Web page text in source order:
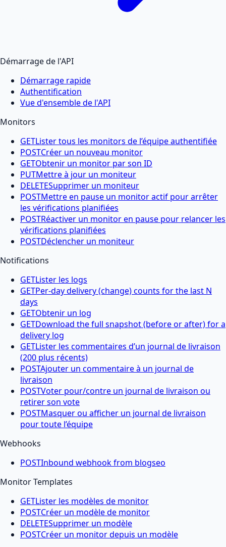
Démarrage de l'API
Démarrage rapide
Authentification
Vue d'ensemble de l'API
Monitors
GETLister tous les monitors de l’équipe authentifiée
POSTCréer un nouveau monitor
GETObtenir un monitor par son ID
PUTMettre à jour un moniteur
DELETESupprimer un moniteur
POSTMettre en pause un monitor actif pour arrêter
les vérifications planifiées
POSTRéactiver un monitor en pause pour relancer les
vérifications planifiées
POSTDéclencher un moniteur
Notifications
GETLister les logs
GETPer-day delivery (change) counts for the last N
days
GETObtenir un log
GETDownload the full snapshot (before or after) for a
delivery log
GETLister les commentaires d’un journal de livraison
(200 plus récents)
POSTAjouter un commentaire à un journal de
livraison
POSTVoter pour/contre un journal de livraison ou
retirer son vote
POSTMasquer ou afficher un journal de livraison
pour toute l’équipe
Webhooks
POSTInbound webhook from blogseo
Monitor Templates
GETLister les modèles de monitor
POSTCréer un modèle de monitor
DELETESupprimer un modèle
POSTCréer un monitor depuis un modèle